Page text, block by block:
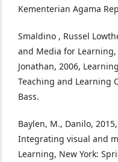
Kementerian Agama
Smaldino , Russel
and Media for
Jonathan, 2006,
Teaching and Learning
Bass.
Baylen, M., Danilo,
Integrating visual and
Learning, New York: